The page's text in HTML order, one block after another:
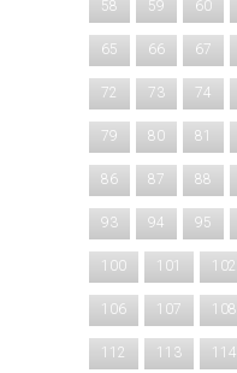
58 59 60
65 66 67
72 73 74
79 80 81
86 87 88
93 94 95
100 101 102
106 107 108
112 113 114